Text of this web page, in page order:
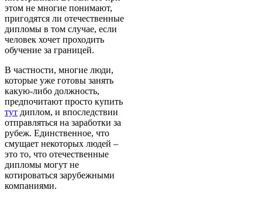
этом не многие понимают,
пригодятся ли отечественные
дипломы в том случае, если
человек хочет проходить
обучение за границей.
В частности, многие люди,
которые уже готовы занять
какую-либо должность,
предпочитают просто купить
тут диплом, и впоследствии
отправляться на заработки за
рубеж. Единственное, что
смущает некоторых людей –
это то, что отечественные
дипломы могут не
котироваться зарубежными
компаниями.